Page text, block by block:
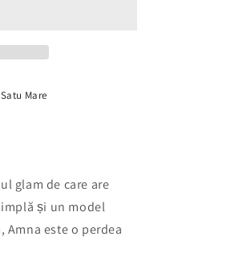
Mare
glam de care are
și un model
este o perdea